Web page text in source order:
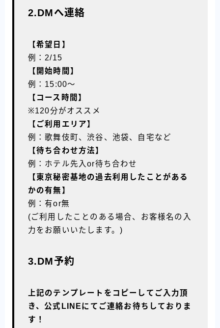
2.DMへ連絡
【希望日】
例：2/15
【開始時間】
例：15:00〜
【コース時間】
※120分がオススメ
【ご利用エリア】
例：歌舞伎町、渋谷、池袋、自宅など
【待ち合わせ方法】
例：ホテル先入or待ち合わせ
【東京秘密基地の過去利用したことがある
かの有無】
例：有or無
(ご利用したことのある場合、お客様名の入
力をお願いいたします。)
3.DM予約
上記のテンプレートをコピーしてご入力頂
き、公式LINEにてご連絡お待ちしておりま
す！